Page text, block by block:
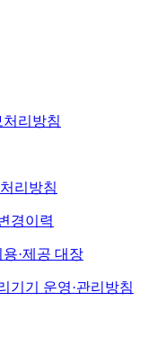
리방침
리방침
경이력
·제공 대장
기기 운영·관리방침